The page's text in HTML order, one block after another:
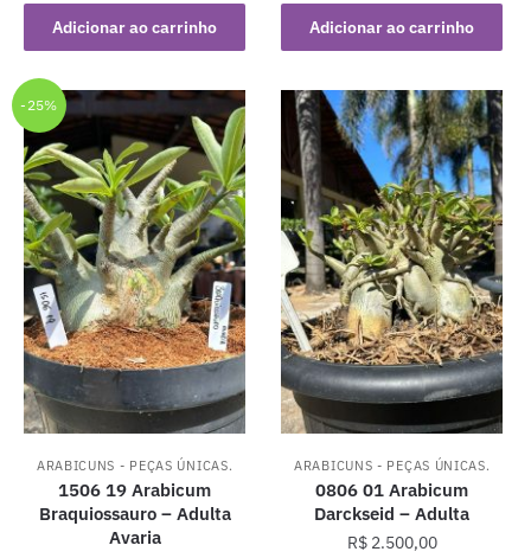
original
era:
atual
é:
Adicionar ao carrinho
original
era:
atual
é:
Adicionar ao carrinho
-25%
ARABICUNS - PEÇAS ÚNICAS.
1506 19 Arabicum
Braquiossauro – Adulta
Avaria
ARABICUNS - PEÇAS ÚNICAS.
0806 01 Arabicum
Darckseid – Adulta
R$2.500,00